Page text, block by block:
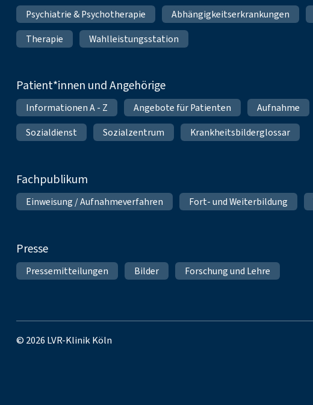
Psychiatrie & Psychotherapie Abhängigkeitserkrankungen
Therapie
Wahlleistungsstation
Patient*innen und Angehörige
Informationen A - Z Angebote für Patienten Aufnahme
Sozialdienst
Sozialzentrum Krankheitsbilderglossar
Fachpublikum
Einweisung / Aufnahmeverfahren Fort- und Weiterbildung
Presse
Pressemitteilungen Bilder Forschung und Lehre
© 2026 LVR-Klinik Köln